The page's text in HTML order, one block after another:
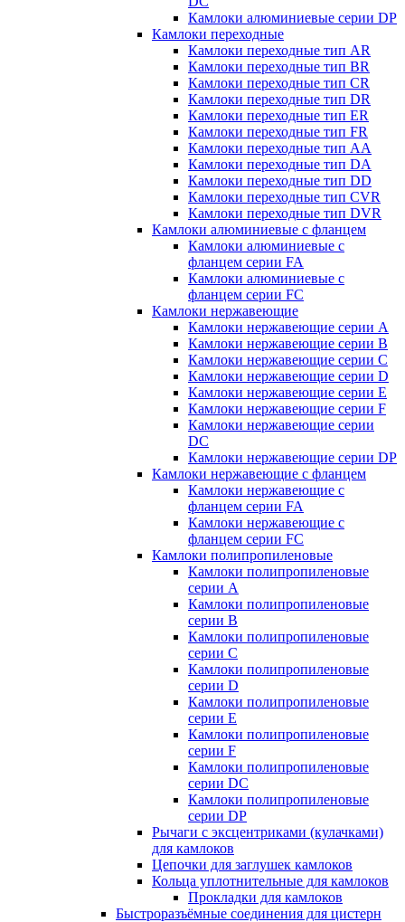
Камлоки алюминиевые серии DP
Камлоки переходные
Камлоки переходные тип AR
Камлоки переходные тип BR
Камлоки переходные тип CR
Камлоки переходные тип DR
Камлоки переходные тип ER
Камлоки переходные тип FR
Камлоки переходные тип AA
Камлоки переходные тип DA
Камлоки переходные тип DD
Камлоки переходные тип CVR
Камлоки переходные тип DVR
Камлоки алюминиевые с фланцем
Камлоки алюминиевые с
фланцем серии FA
Камлоки алюминиевые с
фланцем серии FC
Камлоки нержавеющие
Камлоки нержавеющие серии А
Камлоки нержавеющие серии В
Камлоки нержавеющие серии C
Камлоки нержавеющие серии D
Камлоки нержавеющие серии E
Камлоки нержавеющие серии F
Камлоки нержавеющие серии
DC
Камлоки нержавеющие серии DP
Камлоки нержавеющие с фланцем
Камлоки нержавеющие с
фланцем серии FA
Камлоки нержавеющие с
фланцем серии FC
Камлоки полипропиленовые
Камлоки полипропиленовые
серии А
Камлоки полипропиленовые
серии B
Камлоки полипропиленовые
серии C
Камлоки полипропиленовые
серии D
Камлоки полипропиленовые
серии Е
Камлоки полипропиленовые
серии F
Камлоки полипропиленовые
серии DC
Камлоки полипропиленовые
серии DP
Рычаги с эксцентриками (кулачками)
для камлоков
Цепочки для заглушек камлоков
Кольца уплотнительные для камлоков
Прокладки для камлоков
Быстроразъёмные соединения для цистерн